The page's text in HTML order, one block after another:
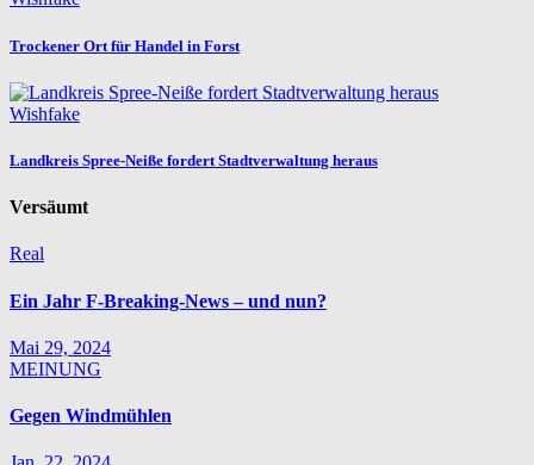
Trockener Ort für Handel in Forst
Wishfake
Landkreis Spree-Neiße fordert Stadtverwaltung heraus
Versäumt
Real
Ein Jahr F-Breaking-News – und nun?
Mai 29, 2024
MEINUNG
Gegen Windmühlen